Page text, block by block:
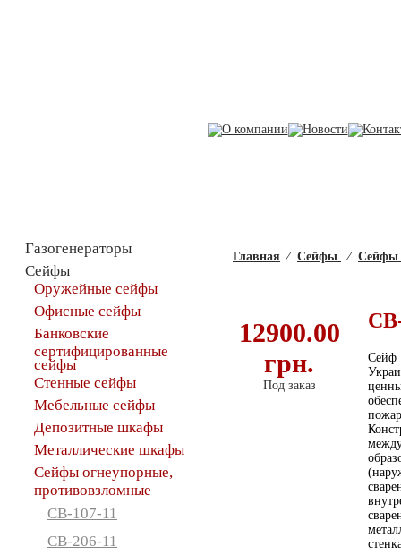
Главная ⁄ Сейфы ⁄ Сейфы
12900.00
грн.
Под заказ
Сейф
Газогенераторы
Сейфы
Оружейные сейфы
Офисные сейфы
Банковские
сертифицированные
сейфы
Стенные сейфы
Мебельные сейфы
Депозитные шкафы
Металлические шкафы
Сейфы огнеупорные,
противовзломные
СВ-107-11
СВ-206-11